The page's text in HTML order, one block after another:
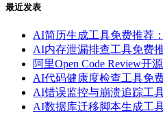
最近发表
AI简历生成工具免费推荐
AI内存泄漏排查工具免费
阿里Open Code Review
AI代码健康度检查工具免
AI错误监控与崩溃追踪工
AI数据库迁移脚本生成工